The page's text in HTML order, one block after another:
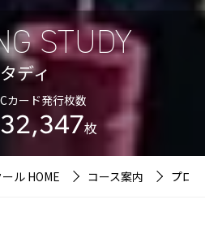
STUDY
ディ
Cカード発行枚数
32,347枚
ル HOME コース案内 プロ